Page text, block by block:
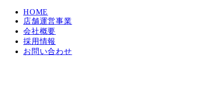
HOME
店舗運営事業
会社概要
採用情報
お問い合わせ